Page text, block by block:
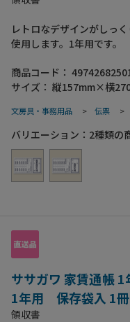
レトロなデザインがしっ
使用します。1年用です
商品コード：
サイズ： 縦157mm×横
文房具・事務用品 > 伝票 >
バリエーション： 2種類の
ササガワ 家賃通帳
1年用 保存袋入 1冊
領収書